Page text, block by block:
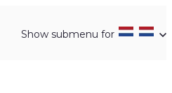
Show submenu for